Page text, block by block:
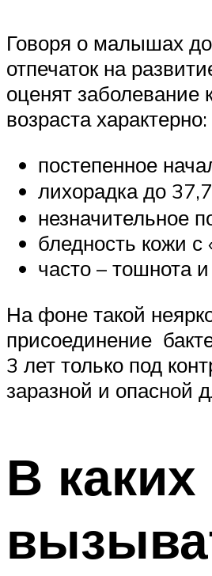
Говоря о малышах
отпечаток на
оценят
возраста характерно:
постепенное
лихорадка до
незначительное
бледность кожи
часто – тошнота
На фоне такой
присоединение
3 лет только под
заразной и опасной
В